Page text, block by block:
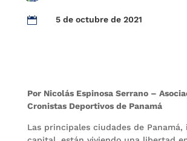
 5 de octubre de 2021
Por Nicolás Espinosa Serrano –
Cronistas Deportivos de Panamá
Las principales ciudades de Panamá,